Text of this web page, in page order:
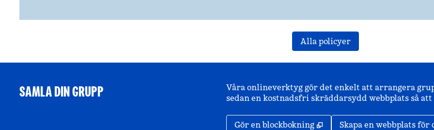
Alla policyer
SAMLA DIN GRUPP
Våra onlineverktyg gör det enkelt att arrangera
sedan en kostnadsfri skräddarsydd webbplats så
Gör en blockbokning , Öppnas i ny flik
Skapa en webbplats för